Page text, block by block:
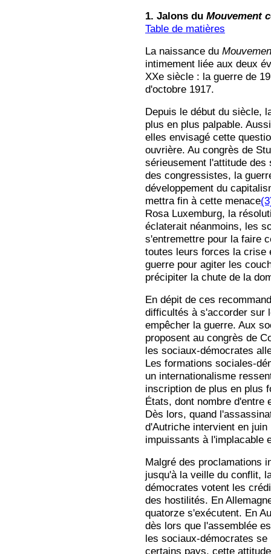
1. Jalons du Mouvement
Table de matières
La naissance du
intimement liée aux deux
XXe siècle : la guerre de
d'octobre 1917.
Depuis le début du siècle,
plus en plus palpable.
elles envisagé cette
ouvrière. Au congrès de
sérieusement l'attitude
des congressistes, la
développement du
mettra fin à cette menace
Rosa Luxemburg, la
éclaterait néanmoins, les
s'entremettre pour la faire
toutes leurs forces la crise
guerre pour agiter les
précipiter la chute de la
En dépit de ces
difficultés à s'accorder sur
empêcher la guerre. Aux
proposent au congrès de
les sociaux-démocrates
Les formations sociales-
un internationalisme
inscription de plus en plus
États, dont nombre d'entre
Dès lors, quand
d'Autriche intervient en
impuissants à l'implacable
Malgré des proclamations
jusqu'à la veille du conflit,
démocrates votent les
des hostilités. En
quatorze s'exécutent. En
dès lors que l'assemblée
les sociaux-démocrates
certains pays, cette